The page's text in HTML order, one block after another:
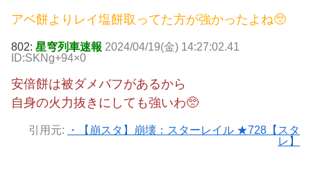
アベ餅よりレイ塩餅取ってた方が強かったよね🥺
802: 星穹列車速報 2024/04/19(金) 14:27:02.41
ID:SKNg+94×0
安倍餅は被ダメバフがあるから
自身の火力抜きにしても強いわ🥺
引用元:
・【崩スタ】崩壊：スターレイル ★728【スタ
レ】